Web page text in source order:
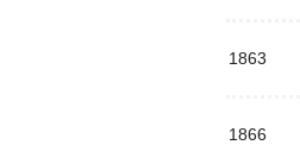
1863
1866